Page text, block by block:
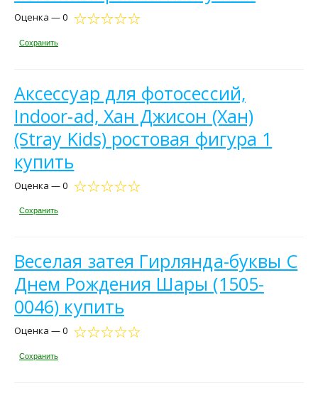
Оценка — 0
Сохранить
Аксессуар для фотосессий,
Indoor-ad, Хан Джисон (Хан)
(Stray Kids) ростовая фигура 1
купить
Оценка — 0
Сохранить
Веселая затея Гирлянда-буквы С
Днем Рождения Шары (1505-
0046) купить
Оценка — 0
Сохранить